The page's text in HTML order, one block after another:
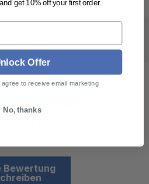
Bewertung
get 10% off your first order.
Offer
agree to receive email marketing
No, thanks